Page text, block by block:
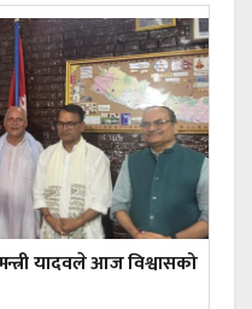
यादवले आज विश्वासको